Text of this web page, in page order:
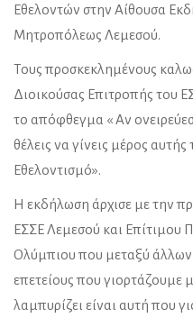
Εθελοντών στην Αίθουσα
Μητροπόλεως Λεμεσού.
Τους προσκεκλημένους
Διοικούσας Επιτροπής του
το απόφθεγμα « Αν
θέλεις να γίνεις μέρος
Εθελοντισμό».
Η εκδήλωση άρχισε με την
ΕΣΣΕ Λεμεσού και Επίτιμου
Ολύμπιου που μεταξύ άλλων
επετείους που γιορτάζουμε
λαμπυρίζει είναι αυτή που